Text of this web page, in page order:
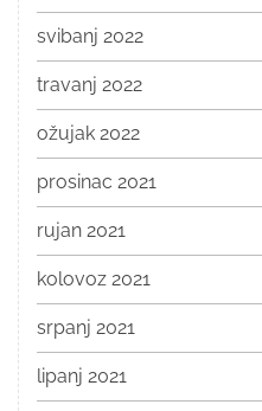
svibanj 2022
travanj 2022
ožujak 2022
prosinac 2021
rujan 2021
kolovoz 2021
srpanj 2021
lipanj 2021